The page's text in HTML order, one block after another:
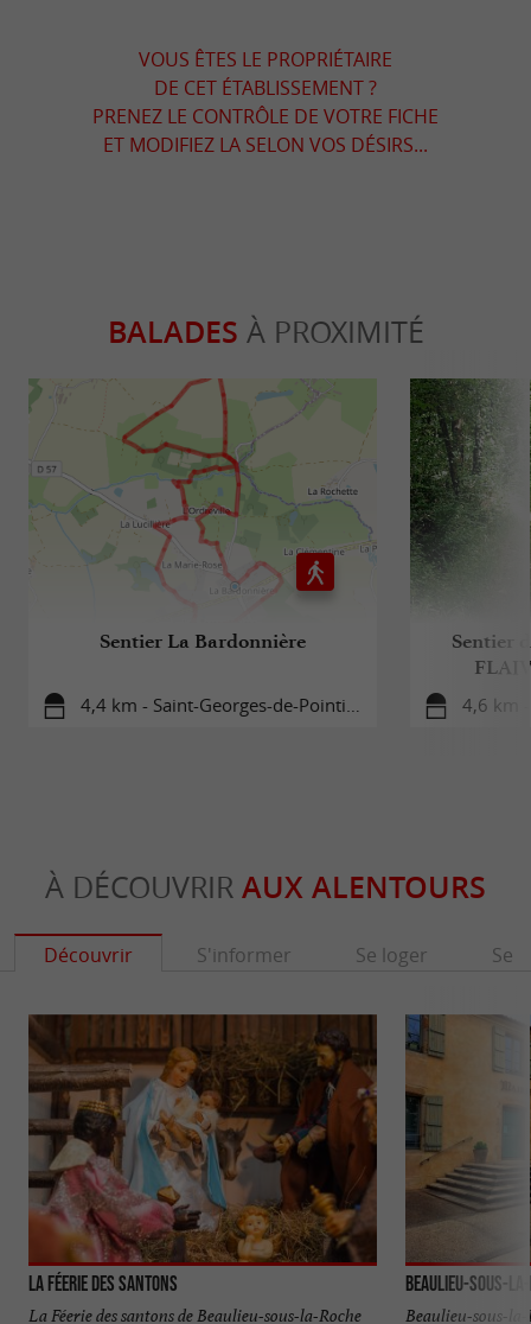
VOUS ÊTES LE PROPRIÉTAIRE
DE CET ÉTABLISSEMENT ?
PRENEZ LE CONTRÔLE DE VOTRE FICHE
ET MODIFIEZ LA SELON VOS DÉSIRS...
BALADES À PROXIMITÉ
Sentier La Bardonnière
4,4 km - Saint-Georges-de-Pointindoux
Sentier
4,6 km
À DÉCOUVRIR AUX ALENTOURS
Découvrir S'informer Se loger Se
La féerie des santons
La Féerie des santons de Beaulieu-sous-la-Roche
Beaulieu-Sous-
Beaulieu-sous-la-